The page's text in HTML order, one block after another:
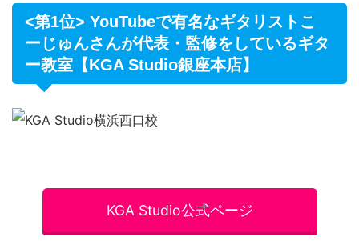
<第1位> YouTubeで有名なギタリストこ
ーじゅんさんが代表・監修をしているギタ
ー教室【KGA Studio銀座本店】
KGA Studio公式ページ